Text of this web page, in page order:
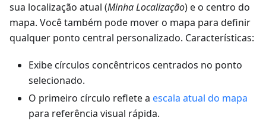
sua localização atual (Minha Localização) e o centro do
mapa. Você também pode mover o mapa para definir
qualquer ponto central personalizado. Características:
Exibe círculos concêntricos centrados no ponto
selecionado.
O primeiro círculo reflete a escala atual do mapa
para referência visual rápida.